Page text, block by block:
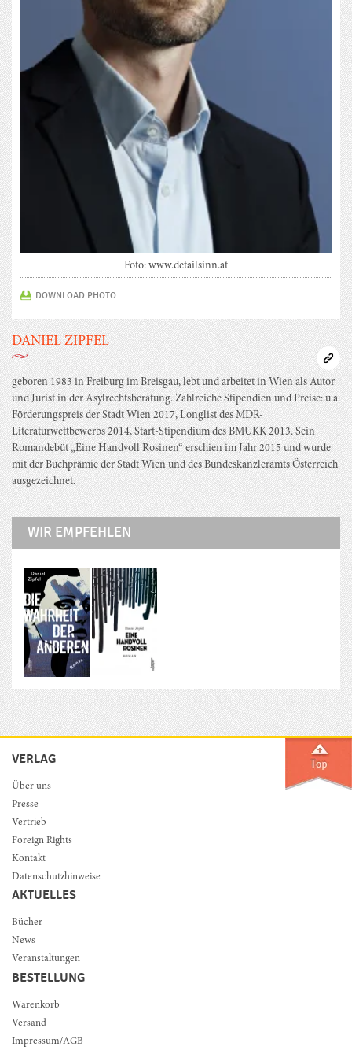
Foto: www.detailsinn.at
DOWNLOAD PHOTO
DANIEL ZIPFEL
geboren 1983 in Freiburg im Breisgau, lebt und arbeitet in Wien als Autor
und Jurist in der Asylrechtsberatung. Zahlreiche Stipendien und Preise: u.a.
Förderungspreis der Stadt Wien 2017, Longlist des MDR-
Literaturwettbewerbs 2014, Start-Stipendium des BMUKK 2013. Sein
Romandebüt „Eine Handvoll Rosinen“ erschien im Jahr 2015 und wurde
mit der Buchprämie der Stadt Wien und des Bundeskanzleramts Österreich
ausgezeichnet.
WIR EMPFEHLEN
VERLAG
Über uns
Presse
Vertrieb
Foreign Rights
Kontakt
Datenschutzhinweise
AKTUELLES
Bücher
News
Veranstaltungen
BESTELLUNG
Warenkorb
Versand
Impressum/AGB